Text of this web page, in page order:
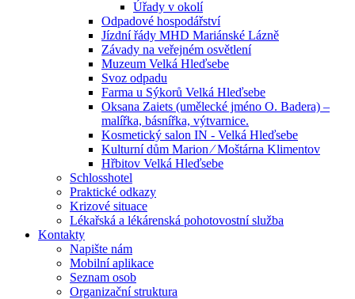
Úřady v okolí
Odpadové hospodářství
Jízdní řády MHD Mariánské Lázně
Závady na veřejném osvětlení
Muzeum Velká Hleďsebe
Svoz odpadu
Farma u Sýkorů Velká Hleďsebe
Oksana Zaiets (umělecké jméno O. Badera) –
malířka, básnířka, výtvarnice.
Kosmetický salon IN - Velká Hleďsebe
Kulturní dům Marion ⁄ Moštárna Klimentov
Hřbitov Velká Hleďsebe
Schlosshotel
Praktické odkazy
Krizové situace
Lékařská a lékárenská pohotovostní služba
Kontakty
Napište nám
Mobilní aplikace
Seznam osob
Organizační struktura